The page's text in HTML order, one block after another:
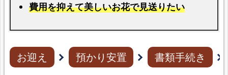
費用を抑えて美しいお花で見送りたい
お迎え 預かり安置 書類手続き